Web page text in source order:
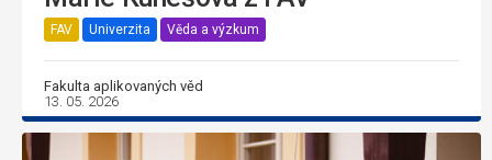
FAV Univerzita Věda a výzkum
Fakulta aplikovaných věd
13. 05. 2026